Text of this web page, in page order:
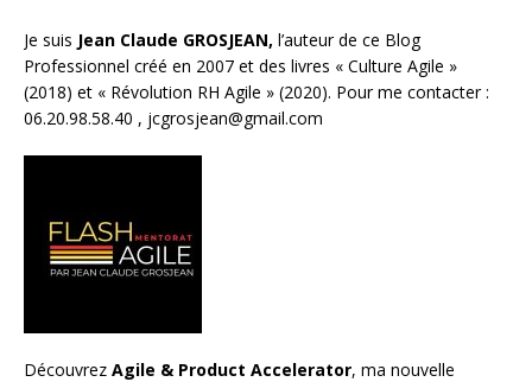
Je suis Jean Claude GROSJEAN, l’auteur de ce Blog
Professionnel créé en 2007 et des livres « Culture Agile »
(2018) et « Révolution RH Agile » (2020). Pour me contacter :
06.20.98.58.40 , jcgrosjean@gmail.com
Découvrez Agile & Product Accelerator, ma nouvelle